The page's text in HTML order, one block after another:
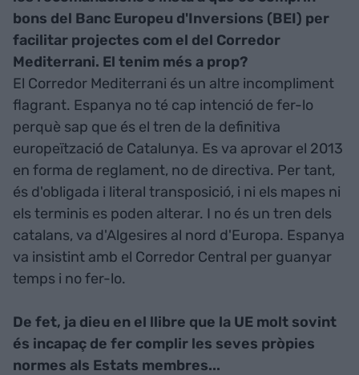
bons del Banc Europeu d'Inversions (BEI) per
facilitar projectes com el del Corredor
Mediterrani. El tenim més a prop?
El Corredor Mediterrani és un altre incompliment
flagrant. Espanya no té cap intenció de fer-lo
perquè sap que és el tren de la definitiva
europeïtzació de Catalunya. Es va aprovar el 2013
en forma de reglament, no de directiva. Per tant,
és d'obligada i literal transposició, i ni els mapes ni
els terminis es poden alterar. I no és un tren dels
catalans, va d'Algesires al nord d'Europa. Espanya
va insistint amb el Corredor Central per guanyar
temps i no fer-lo.
De fet, ja dieu en el llibre que la UE molt sovint
és incapaç de fer complir les seves pròpies
normes als Estats membres...